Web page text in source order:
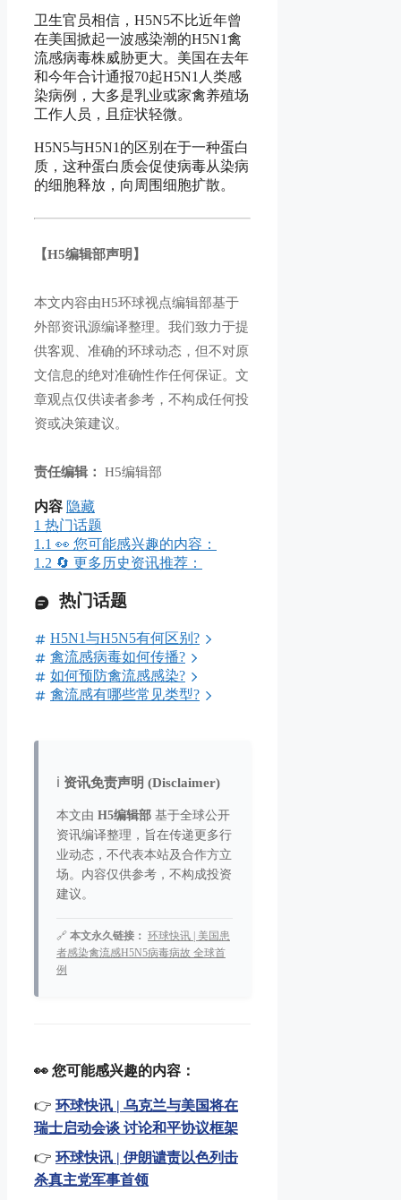
卫生官员相信，H5N5不比近年曾
在美国掀起一波感染潮的H5N1禽
流感病毒株威胁更大。美国在去年
和今年合计通报70起H5N1人类感
染病例，大多是乳业或家禽养殖场
工作人员，且症状轻微。
H5N5与H5N1的区别在于一种蛋白
质，这种蛋白质会促使病毒从染病
的细胞释放，向周围细胞扩散。
【H5编辑部声明】
本文内容由H5环球视点编辑部基于
外部资讯源编译整理。我们致力于提
供客观、准确的环球动态，但不对原
文信息的绝对准确性作任何保证。文
章观点仅供读者参考，不构成任何投
资或决策建议。
责任编辑： H5编辑部
内容 隐藏
1 热门话题
1.1 👀 您可能感兴趣的内容：
1.2 🔄 更多历史资讯推荐：
热门话题
H5N1与H5N5有何区别?
禽流感病毒如何传播?
如何预防禽流感感染?
禽流感有哪些常见类型?
ℹ️ 资讯免责声明 (Disclaimer)
本文由 H5编辑部 基于全球公开
资讯编译整理，旨在传递更多行
业动态，不代表本站及合作方立
场。内容仅供参考，不构成投资
建议。
🔗 本文永久链接： 环球快讯 | 美国患
者感染禽流感H5N5病毒病故 全球首
例
👀 您可能感兴趣的内容：
👉 环球快讯 | 乌克兰与美国将在
瑞士启动会谈 讨论和平协议框架
👉 环球快讯 | 伊朗谴责以色列击
杀真主党军事首领